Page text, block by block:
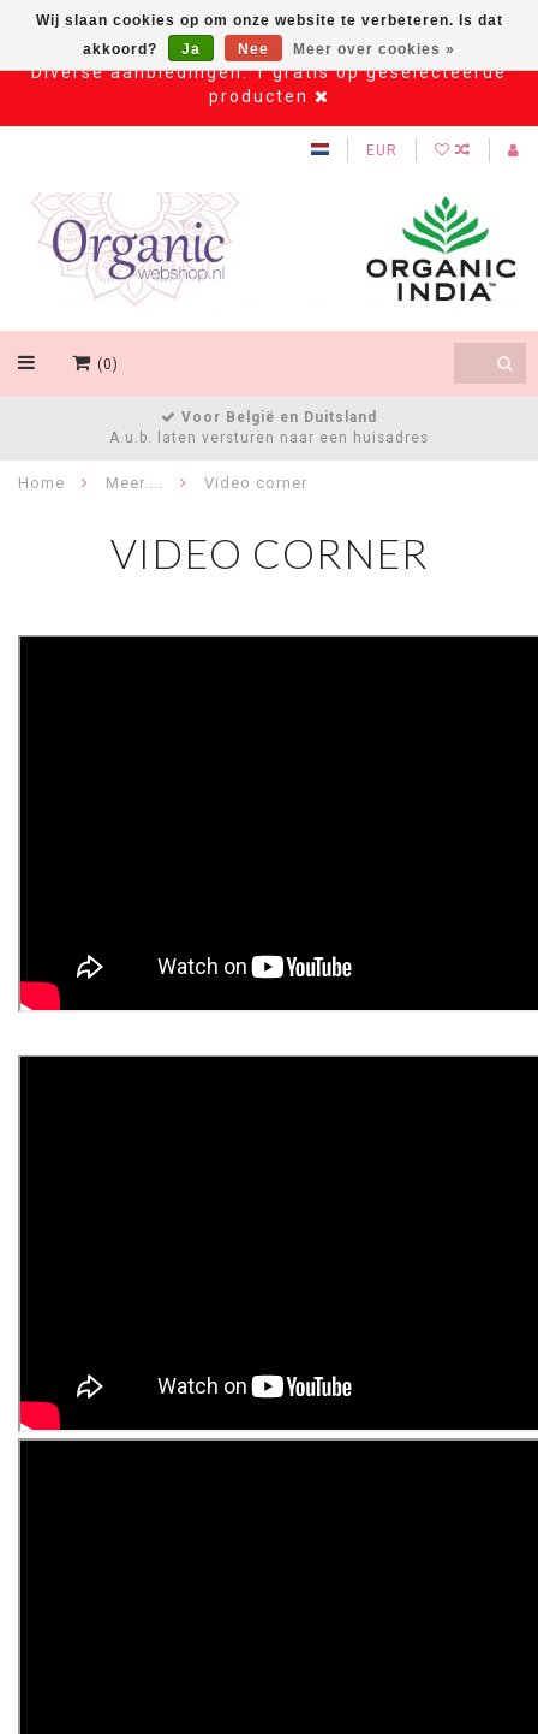
Diverse aanbiedingen: 1 gratis op geselecteerde
producten
EUR
(0)
Voor België en Duitsland
A.u.b. laten versturen naar een huisadres
Home Meer.... Video corner
VIDEO CORNER
Wij slaan cookies op om onze website te verbeteren. Is dat
akkoord?
Ja Nee Meer over cookies »